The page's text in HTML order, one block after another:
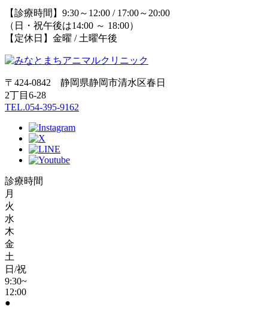
【診療時間】9:30～12:00 / 17:00～20:00
（日・祝午後は14:00 ～ 18:00）
【定休日】金曜 / 土曜午後
〒424-0842 静岡県静岡市清水区春日
2丁目6-28
TEL.054-395-9162
診療時間
月
火
水
木
金
土
日/祝
9:30~
12:00
●